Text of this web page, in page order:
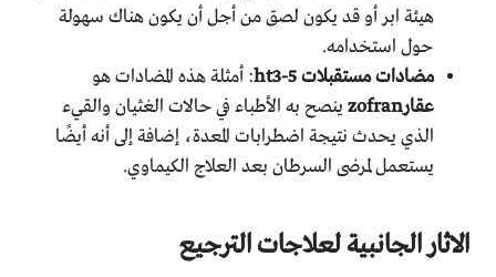
هيئة ابر أو قد يكون لصق من أجل أن يكون هناك سهولة
حول استخدامه.
مضادات مستقبلاتht3-5: أمثلة هذه المضادات هو
عقارzofran ينصح به الأطباء في حالات الغثيان والقيء
الذي يحدث نتيجة اضطرابات المعدة، إضافة إلى أنه أيضًا
يستعمل لمرضى السرطان بعد العلاج الكيماوي.
الاثار الجانبية لعلاجات الترجيع